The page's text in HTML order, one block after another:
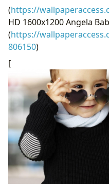
(https://
HD 1600x1200 Angela
(https://
806150)
[